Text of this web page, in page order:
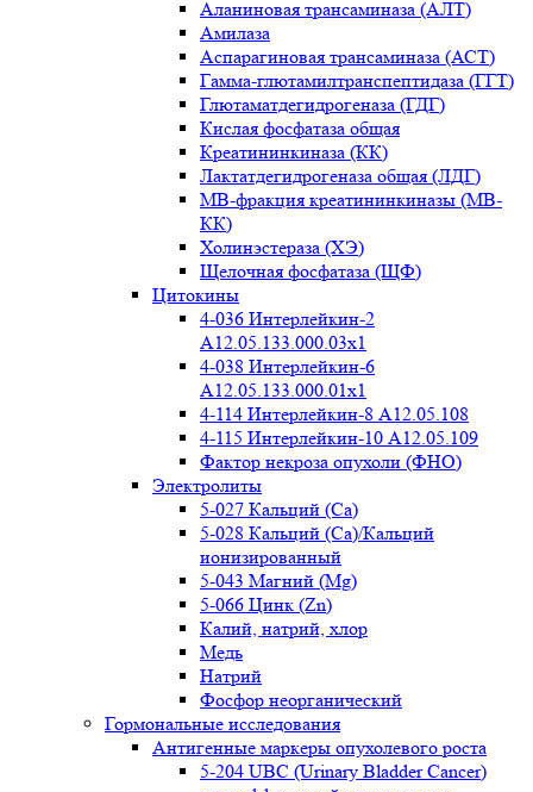
Аланиновая трансаминаза (АЛТ)
Амилаза
Аспарагиновая трансаминаза (АСТ)
Гамма-глютамилтранспептидаза (ГГТ)
Глютаматдегидрогеназа (ГДГ)
Кислая фосфатаза общая
Креатининкиназа (КК)
Лактатдегидрогеназа общая (ЛДГ)
МВ-фракция креатининкиназы (МВ-
КК)
Холинэстераза (ХЭ)
Щелочная фосфатаза (ЩФ)
Цитокины
4-036 Интерлейкин-2
A12.05.133.000.03x1
4-038 Интерлейкин-6
A12.05.133.000.01x1
4-114 Интерлейкин-8 A12.05.108
4-115 Интерлейкин-10 A12.05.109
Фактор некроза опухоли (ФНО)
Электролиты
5-027 Кальций (Ca)
5-028 Кальций (Ca)/Кальций
ионизированный
5-043 Магний (Mg)
5-066 Цинк (Zn)
Калий, натрий, хлор
Медь
Натрий
Фосфор неорганический
Гормональные исследования
Антигенные маркеры опухолевого роста
5-204 UBC (Urinary Bladder Cancer)